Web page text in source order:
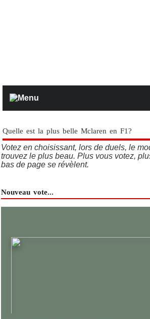
Quelle est la plus belle Mclaren en F1?
Votez en choisissant, lors de duels, le
trouvez le plus beau. Plus vous votez,
bas de page se révèlent.
Nouveau vote...